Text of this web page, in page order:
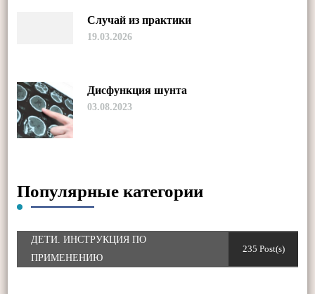
Случай из практики
19.03.2026
Дисфункция шунта
03.08.2023
Популярные категории
ДЕТИ. ИНСТРУКЦИЯ ПО
ПРИМЕНЕНИЮ
235 Post(s)